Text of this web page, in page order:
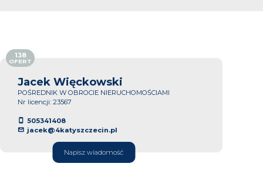
Jacek Więckowski
POŚREDNIK W OBROCIE NIERUCHOMOŚCIAMI
Nr licencji: 23567
505341408
jacek@4katyszczecin.pl
Napisz wiadomość
138
OFERT